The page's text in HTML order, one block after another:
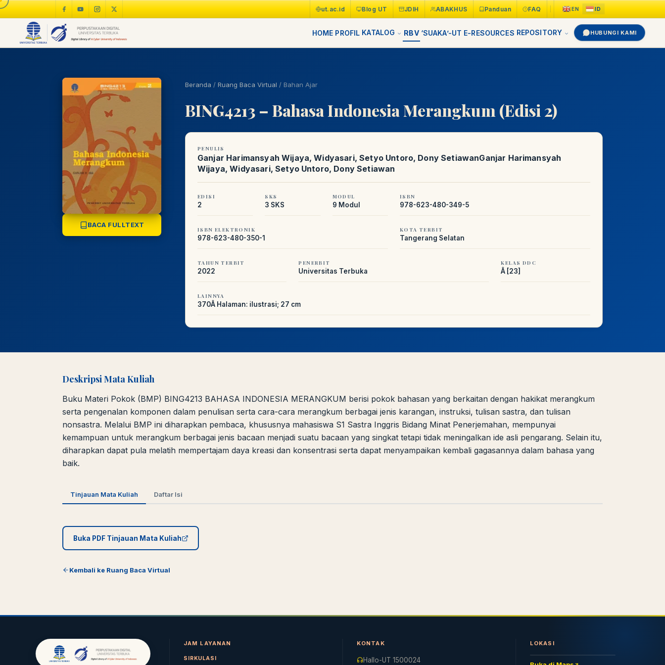
ut.ac.id Blog UT JDIH ABAKHUS Panduan FAQ
HOME PROFIL KATALOG RBV ‘SUAKA’-UT E-RESOURCES REPOSITORY HUBUNGI KAMI
BACA FULLTEXT
Beranda / Ruang Baca Virtual / Bahan Ajar
BING4213 – Bahasa Indonesia Merangkum (Edisi 2)
PENULIS
Ganjar Harimansyah Wijaya, Widyasari, Setyo Untoro, Dony SetiawanGanjar Harimansyah
Wijaya, Widyasari, Setyo Untoro, Dony Setiawan
EDISI
2
SKS
3 SKS
MODUL
9 Modul
ISBN
978-623-480-349-5
ISBN ELEKTRONIK
978-623-480-350-1
KOTA TERBIT
Tangerang Selatan
TAHUN TERBIT
2022
PENERBIT
Universitas Terbuka
KELAS DDC
Â [23]
LAINNYA
370Â Halaman: ilustrasi; 27 cm
Deskripsi Mata Kuliah
Buku Materi Pokok (BMP) BING4213 BAHASA INDONESIA MERANGKUM berisi pokok bahasan yang berkaitan dengan hakikat merangkum
serta pengenalan komponen dalam penulisan serta cara-cara merangkum berbagai jenis karangan, instruksi, tulisan sastra, dan tulisan
nonsastra. Melalui BMP ini diharapkan pembaca, khususnya mahasiswa S1 Sastra Inggris Bidang Minat Penerjemahan, mempunyai
kemampuan untuk merangkum berbagai jenis bacaan menjadi suatu bacaan yang singkat tetapi tidak meningalkan ide asli pengarang. Selain itu,
diharapkan dapat pula melatih mempertajam daya kreasi dan konsentrasi serta dapat menyampaikan kembali gagasannya dalam bahasa yang
baik.
Tinjauan Mata Kuliah Daftar Isi
Buka PDF Tinjauan Mata Kuliah
Kembali ke Ruang Baca Virtual
JAM LAYANAN
SIRKULASI
KONTAK
Hallo-UT 1500024
LOKASI
LIBNARA